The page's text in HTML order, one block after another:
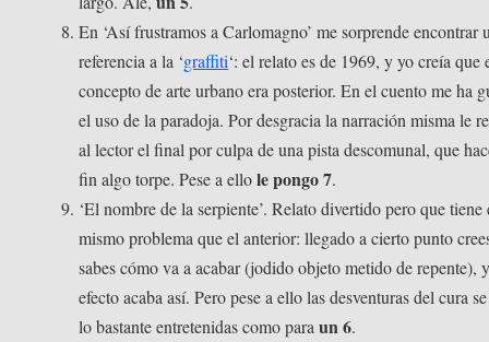
En ‘Así frustramos a Carlomagno’ me sorprende encontrar
referencia a la ‘graffiti‘: el relato es de 1969, y yo creía que
concepto de arte urbano era posterior. En el cuento me ha
el uso de la paradoja. Por desgracia la narración misma le
al lector el final por culpa de una pista descomunal, que
fin algo torpe. Pese a ellole pongo 7.
‘El nombre de la serpiente’. Relato divertido pero que tiene
mismo problema que el anterior: llegado a cierto punto
sabes cómo va a acabar (jodido objeto metido de repente),
efecto acaba así. Pero pese a ello las desventuras del cura
lo bastante entretenidas como paraun 6.